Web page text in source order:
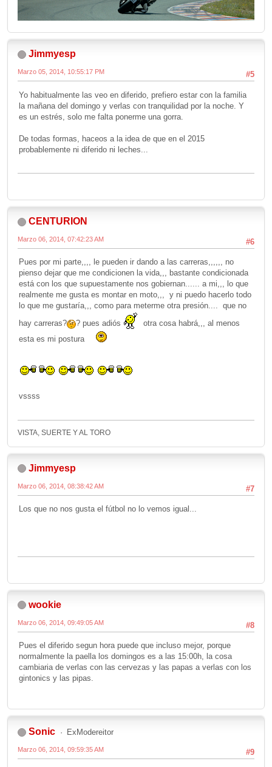
Jimmyesp
#5
Marzo 05, 2014, 10:55:17 PM
Yo habitualmente las veo en diferido, prefiero estar con la familia
la mañana del domingo y verlas con tranquilidad por la noche. Y
es un estrés, solo me falta ponerme una gorra.
De todas formas, haceos a la idea de que en el 2015
probablemente ni diferido ni leches...
CENTURION
#6
Marzo 06, 2014, 07:42:23 AM
Pues por mi parte,,,, le pueden ir dando a las carreras,,,,,, no
pienso dejar que me condicionen la vida,,, bastante condicionada
está con los que supuestamente nos gobiernan...... a mi,,, lo que
realmente me gusta es montar en moto,,, y ni puedo hacerlo todo
lo que me gustaría,,, como para meterme otra presión.... que no
hay carreras?
? pues adiós
otra cosa habrá,,, al menos
esta es mi postura
vssss
VISTA, SUERTE Y AL TORO
Jimmyesp
#7
Marzo 06, 2014, 08:38:42 AM
Los que no nos gusta el fútbol no lo vemos igual...
wookie
#8
Marzo 06, 2014, 09:49:05 AM
Pues el diferido segun hora puede que incluso mejor, porque
normalmente la paella los domingos es a las 15:00h, la cosa
cambiaria de verlas con las cervezas y las papas a verlas con los
gintonics y las pipas.
Sonic ExModereitor
#9
Marzo 06, 2014, 09:59:35 AM